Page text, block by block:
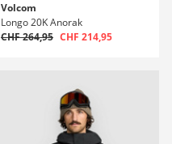
Volcom
Longo 20K Anorak
CHF 264,95 CHF 214,95